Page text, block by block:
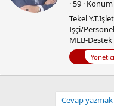
r
· 59 · Konum
Tekel
İşçi/
MEB-
Yönetici
Cevap